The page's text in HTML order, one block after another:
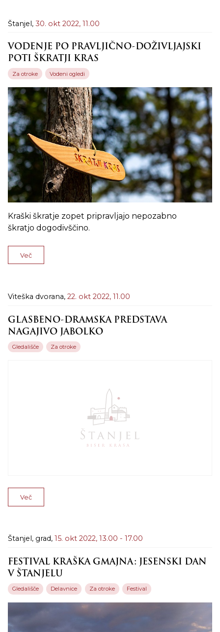
Štanjel, 30. okt 2022, 11.00
VODENJE PO PRAVLJIČNO-DOŽIVLJAJSKI
POTI ŠKRATJI KRAS
Za otroke Vodeni ogledi
Kraški škratje zopet pripravljajo nepozabno
škratjo dogodivščino.
Več
Viteška dvorana, 22. okt 2022, 11.00
GLASBENO-DRAMSKA PREDSTAVA
NAGAJIVO JABOLKO
Gledališče Za otroke
Več
Štanjel, grad, 15. okt 2022, 13.00 - 17.00
FESTIVAL KRAŠKA GMAJNA: JESENSKI DAN
V ŠTANJELU
Gledališče Delavnice Za otroke Festival